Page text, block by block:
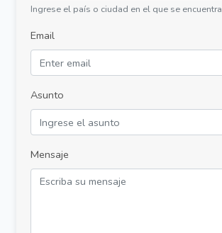
Ingrese el país o ciudad en el que se encuentra
Email
Asunto
Mensaje